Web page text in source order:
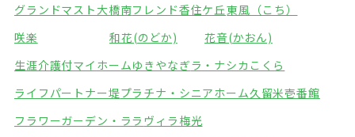
グランドマスト大橋南フレンド香住ケ丘東風（こち）
咲楽
和花(のどか)
花音(かおん)
生涯介護付マイホームゆきやなぎラ・ナシカこくら
ライフパートナー堤プラチナ・シニアホーム久留米壱番館
フラワーガーデン・ララ ヴィラ梅光